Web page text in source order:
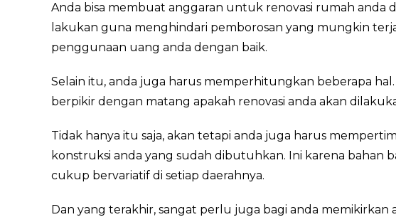
Anda bisa membuat anggaran untuk renovasi rumah anda
lakukan guna menghindari pemborosan yang mungkin
penggunaan uang anda dengan baik.
Selain itu, anda juga harus memperhitungkan beberapa
berpikir dengan matang apakah renovasi anda akan
Tidak hanya itu saja, akan tetapi anda juga harus
konstruksi anda yang sudah dibutuhkan. Ini karena bahan
cukup bervariatif di setiap daerahnya.
Dan yang terakhir, sangat perlu juga bagi anda memikirkan